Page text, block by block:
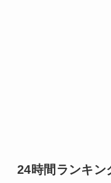
24時間ランキン